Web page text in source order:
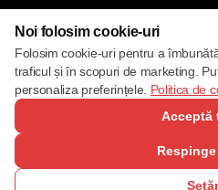
Noi folosim cookie-uri
Folosim cookie-uri pentru a
traficul și în scopuri de marketing.
personaliza preferințele. Politica de
Acceptă